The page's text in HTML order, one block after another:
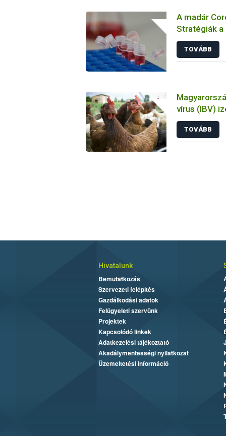
A madár
Stratégiák a
TOVÁBB
vírus (IBV)
biológiai
TOVÁBB
Hivatalunk
Bemutatkozás
Szervezeti felépítés
Gazdálkodási adatok
Felügyeleti szervünk
Projektek
Kapcsolódó linkek
Adatkezelési tájékoztató
Akadálymentességi nyilatkozat
Üzemeltetési információ